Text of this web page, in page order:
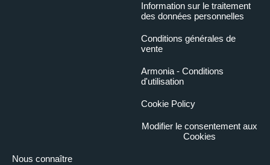
Nous connaître
Information sur le traitement
des données personnelles
Conditions générales de
vente
Armonia - Conditions
d'utilisation
Cookie Policy
Modifier le consentement aux
Cookies